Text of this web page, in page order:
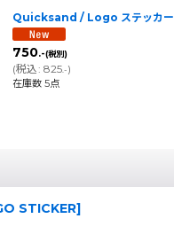
Quicksand / Logo ステッカー
750.-(税別)
(税込: 825.-)
在庫数 5点
STICKER]